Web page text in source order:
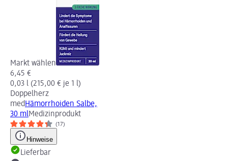
Markt wählen
6,45 €
0,03 l (215,00 € je 1 l)
Doppelherz
medHämorrhoiden Salbe,
30 mlMedizinprodukt
(17)
Hinweise
Lieferbar